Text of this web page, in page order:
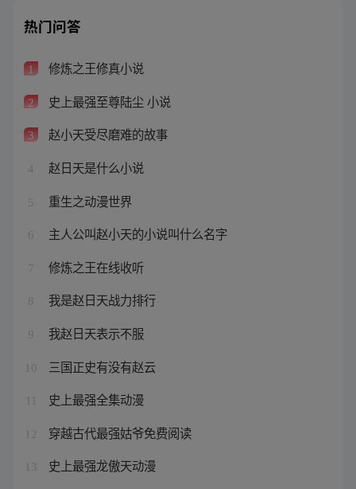
热门问答
1 修炼之王修真小说
2 史上最强至尊陆尘 小说
3 赵小天受尽磨难的故事
4 赵日天是什么小说
5 重生之动漫世界
6 主人公叫赵小天的小说叫什么名字
7 修炼之王在线收听
8 我是赵日天战力排行
9 我赵日天表示不服
10 三国正史有没有赵云
史上最强全集动漫
12 穿越古代最强姑爷免费阅读
13 史上最强龙傲天动漫